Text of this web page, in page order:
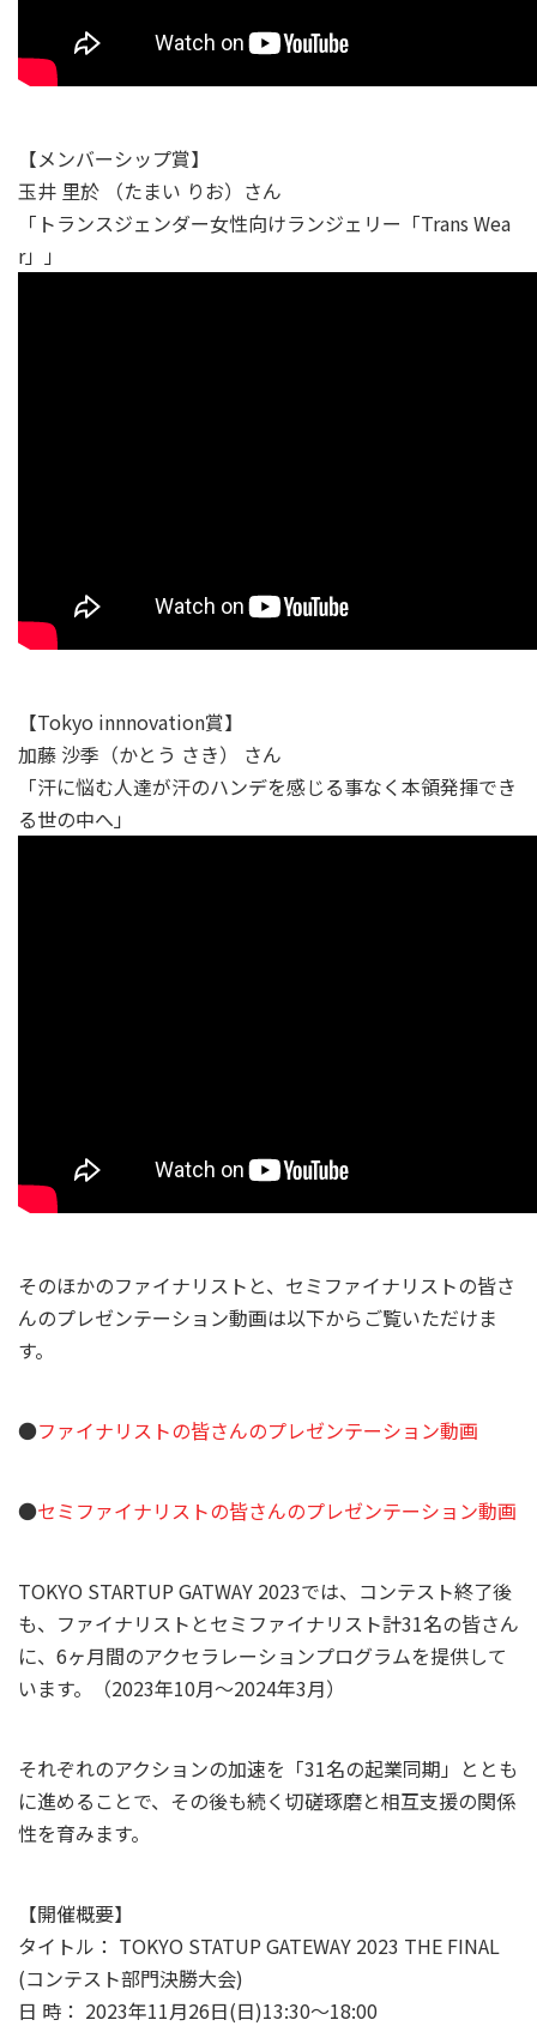
【メンバーシップ賞】
玉井 里於 （たまい りお）さん
「トランスジェンダー女性向けランジェリー「Trans Wea
r」」
【Tokyo innnovation賞】
加藤 沙季（かとう さき） さん
「汗に悩む人達が汗のハンデを感じる事なく本領発揮でき
る世の中へ」
そのほかのファイナリストと、セミファイナリストの皆さ
んのプレゼンテーション動画は以下からご覧いただけま
す。
●ファイナリストの皆さんのプレゼンテーション動画
●セミファイナリストの皆さんのプレゼンテーション動画
TOKYO STARTUP GATWAY 2023では、コンテスト終了後
も、ファイナリストとセミファイナリスト計31名の皆さん
に、6ヶ月間のアクセラレーションプログラムを提供して
います。（2023年10月～2024年3月）
それぞれのアクションの加速を「31名の起業同期」ととも
に進めることで、その後も続く切磋琢磨と相互支援の関係
性を育みます。
【開催概要】
タイトル： TOKYO STATUP GATEWAY 2023 THE FINAL
(コンテスト部門決勝大会)
日 時： 2023年11月26日(日)13:30～18:00